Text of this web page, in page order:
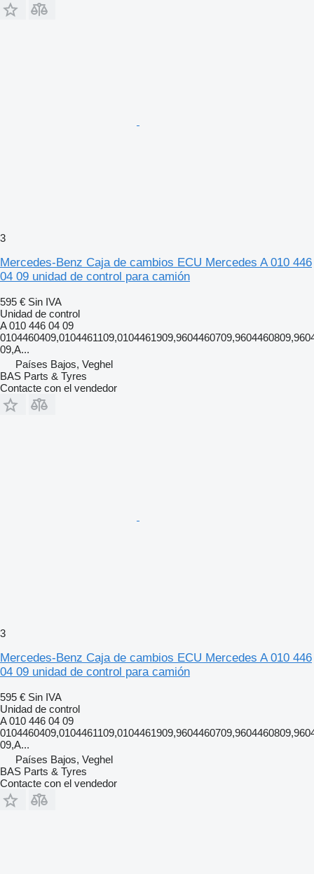
3
Mercedes-Benz Caja de cambios ECU Mercedes A 010 446
04 09 unidad de control para camión
595 € Sin IVA
Unidad de control
A 010 446 04 09
09,A...
Países Bajos, Veghel
BAS Parts & Tyres
Contacte con el vendedor
3
Mercedes-Benz Caja de cambios ECU Mercedes A 010 446
04 09 unidad de control para camión
595 € Sin IVA
Unidad de control
A 010 446 04 09
09,A...
Países Bajos, Veghel
BAS Parts & Tyres
Contacte con el vendedor